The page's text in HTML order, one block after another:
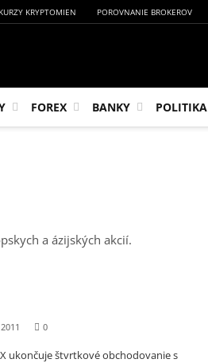
KURZY KRYPTOMIEN POROVNANIE BROKEROV
FOREX BANKY POLITIKA
a ázijských akcií.
0
ukončuje štvrtkové obchodovanie s